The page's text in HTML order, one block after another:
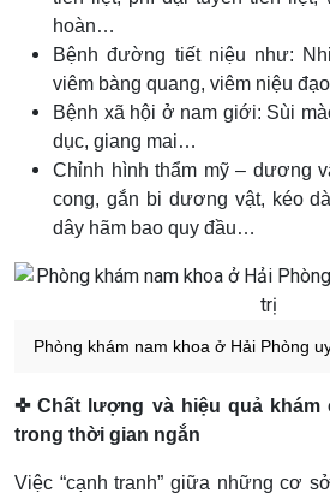
hoàn…
Bệnh đường tiết niệu như:
viêm bàng quang, viêm niệu
Bệnh xã hội ở nam giới: Sùi
dục, giang mai…
Chỉnh hình thẩm mỹ – dương
cong, gắn bi dương vật, kéo
dây hãm bao quy đầu…
Phòng khám nam khoa ở Hải Phòng
✜ Chất lượng và hiệu quả khám
trong thời gian ngắn
Việc “cạnh tranh” giữa những cơ